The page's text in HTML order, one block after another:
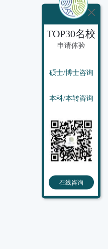
TOP30名校
申请体验
硕士/博士咨询
本科/本转咨询
在线咨询